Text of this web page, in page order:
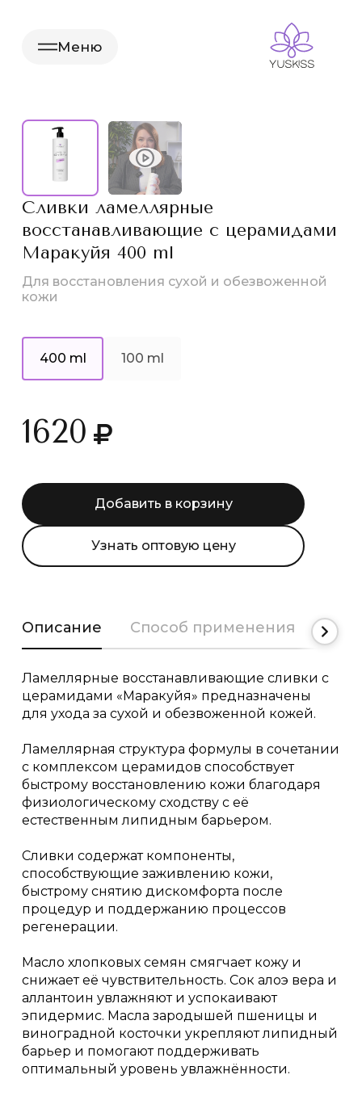
Меню
Сливки ламеллярные
восстанавливающие с церамидами
Маракуйя 400 ml
Для восстановления сухой и обезвоженной
кожи
400 ml 100 ml
1620
Добавить в корзину
Узнать оптовую цену
Описание Способ применения
Ламеллярные восстанавливающие сливки с
церамидами «Маракуйя» предназначены
для ухода за сухой и обезвоженной кожей.
Ламеллярная структура формулы в сочетании
с комплексом церамидов способствует
быстрому восстановлению кожи благодаря
физиологическому сходству с её
естественным липидным барьером.
Сливки содержат компоненты,
способствующие заживлению кожи,
быстрому снятию дискомфорта после
процедур и поддержанию процессов
регенерации.
Масло хлопковых семян смягчает кожу и
снижает её чувствительность. Сок алоэ вера и
аллантоин увлажняют и успокаивают
эпидермис. Масла зародышей пшеницы и
виноградной косточки укрепляют липидный
барьер и помогают поддерживать
оптимальный уровень увлажнённости.